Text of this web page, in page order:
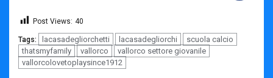
Post Views: 40
Tags: lacasadegliorchetti lacasadegliorchi
scuola calcio
thatsmyfamily
vallorco
vallorco settore giovanile
vallorcolovetoplaysince1912